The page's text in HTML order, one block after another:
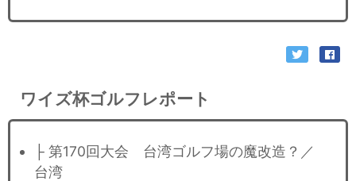
ワイズ杯ゴルフレポート
├ 第170回大会 台湾ゴルフ場の魔改造？／
台湾